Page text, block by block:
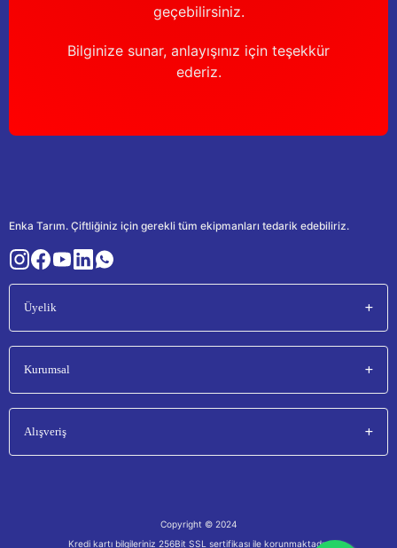
geçebilirsiniz.
Bilginize sunar, anlayışınız için teşekkür
ederiz.
Enka Tarım. Çiftliğiniz için gerekli tüm ekipmanları tedarik edebiliriz.
Üyelik
Kurumsal
Alışveriş
Copyright © 2024
Kredi kartı bilgileriniz 256Bit SSL sertifikası ile korunmaktadır.